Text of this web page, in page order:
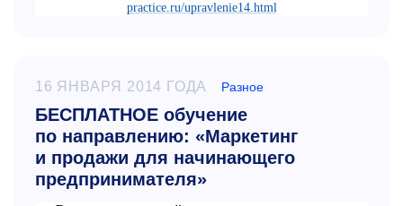
practice.ru/upravlenie14.html
16 ЯНВАРЯ 2014 ГОДА Разное
БЕСПЛАТНОЕ обучение
по направлению: «Маркетинг
и продажи для начинающего
предпринимателя»